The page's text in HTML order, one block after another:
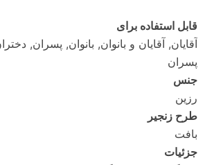
قابل استفاده برای
آقایان, آقایان و بانوان, بانوان, پسران,
پسران
جنس
رزین
طرح زنجیر
بافت
جزئیات